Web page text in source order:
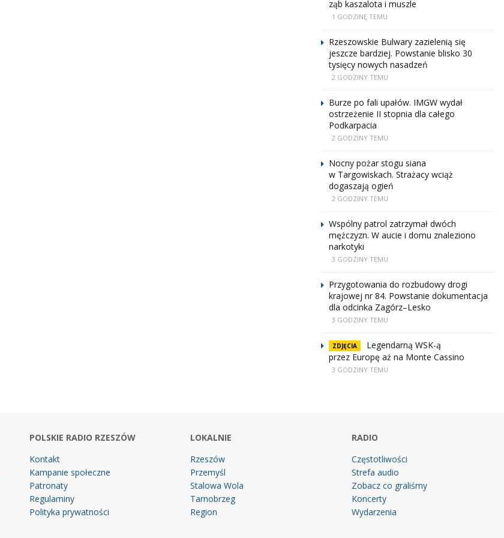
ząb kaszalota i muszle
1 GODZINĘ TEMU
Rzeszowskie Bulwary zazielenią się
jeszcze bardziej. Powstanie blisko 30
tysięcy nowych nasadzeń
2 GODZINY TEMU
Burze po fali upałów. IMGW wydał
ostrzeżenie II stopnia dla całego
Podkarpacia
2 GODZINY TEMU
Nocny pożar stogu siana
w Targowiskach. Strażacy wciąż
dogaszają ogień
2 GODZINY TEMU
Wspólny patrol zatrzymał dwóch
mężczyzn. W aucie i domu znaleziono
narkotyki
3 GODZINY TEMU
Przygotowania do rozbudowy drogi
krajowej nr 84. Powstanie dokumentacja
dla odcinka Zagórz–Lesko
3 GODZINY TEMU
ZDJĘCIA
Legendarną WSK-ą
przez Europę aż na Monte Cassino
3 GODZINY TEMU
POLSKIE RADIO RZESZÓW
Kontakt
Kampanie społeczne
Patronaty
Regulaminy
Polityka prywatności
LOKALNIE
Rzeszów
Przemyśl
Stalowa Wola
Tarnobrzeg
Region
RADIO
Częstotliwości
Strefa audio
Zobacz co graliśmy
Koncerty
Wydarzenia